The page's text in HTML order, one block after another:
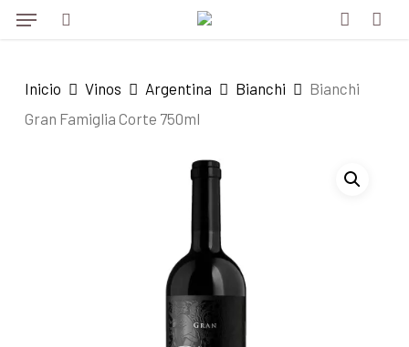
Skip
content
Menu
Inicio Vinos Argentina Bianchi
Bianchi
Gran Famiglia Corte 750ml